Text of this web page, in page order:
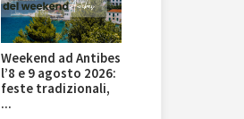
Weekend ad Antibes
l’8 e 9 agosto 2026:
feste tradizionali,
...